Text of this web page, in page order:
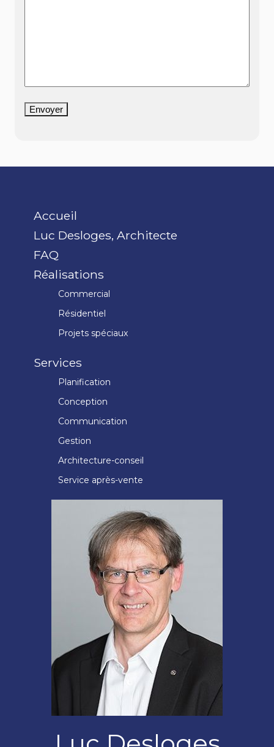
Envoyer
Accueil
Luc Desloges, Architecte
FAQ
Réalisations
Commercial
Résidentiel
Projets spéciaux
Services
Planification
Conception
Communication
Gestion
Architecture-conseil
Service après-vente